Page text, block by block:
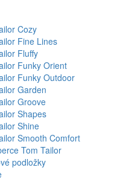
Cozy
Fine Lines
Fluffy
Funky Orient
Funky Outdoor
Garden
Groove
Shapes
Shine
Smooth Comfort
Tom Tailor
podložky